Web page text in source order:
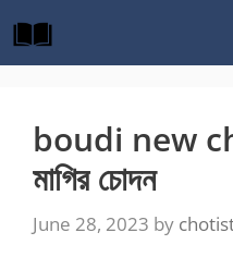
to
content
boudi new
মাগির চোদন
June 28, 2023 by